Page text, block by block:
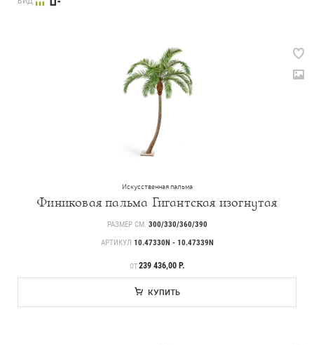
Искусственная пальма
Финиковая пальма Гигантская изогнутая
РАЗМЕР СМ. 300/330/360/390
АРТИКУЛ 10.47330N - 10.47339N
ЦЕНА
ОТ239 436,00 Р.
КУПИТЬ